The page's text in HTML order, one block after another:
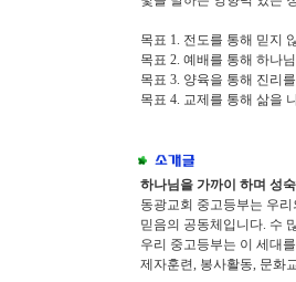
목표 1. 전도를 통해 믿지
목표 2. 예배를 통해 하나
목표 3. 양육을 통해 진리
목표 4. 교제를 통해 삶을
하나님을 가까이 하며 성
동광교회 중고등부는 우
믿음의 공동체입니다. 수
우리 중고등부는 이 세대
제자훈련, 봉사활동, 문화